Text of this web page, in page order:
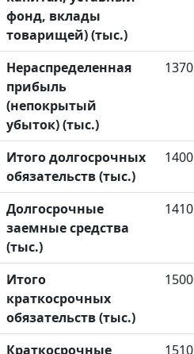
фонд, вклады
товарищей) (тыс.)
Нераспределенная
прибыль
(непокрытый
убыток) (тыс.)
1370
Итого долгосрочных
обязательств (тыс.)
1400
Долгосрочные
заемные средства
(тыс.)
1410
Итого
краткосрочных
обязательств (тыс.)
1500
Краткосрочные
1510